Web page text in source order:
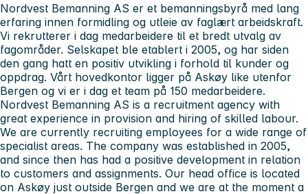
Nordvest Bemanning AS er et bemanningsbyrå med lang
erfaring innen formidling og utleie av faglært arbeidskraft.
Vi rekrutterer i dag medarbeidere til et bredt utvalg av
fagområder. Selskapet ble etablert i 2005, og har siden
den gang hatt en positiv utvikling i forhold til kunder og
oppdrag. Vårt hovedkontor ligger på Askøy like utenfor
Bergen og vi er i dag et team på 150 medarbeidere.
Nordvest Bemanning AS is a recruitment agency with
great experience in provision and hiring of skilled labour.
We are currently recruiting employees for a wide range of
specialist areas. The company was established in 2005,
and since then has had a positive development in relation
to customers and assignments. Our head office is located
on Askøy just outside Bergen and we are at the moment a